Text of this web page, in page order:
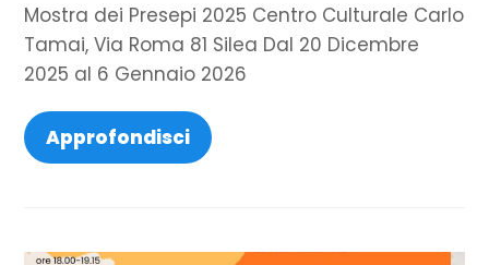
Mostra dei Presepi 2025 Centro Culturale Carlo
Tamai, Via Roma 81 Silea Dal 20 Dicembre
2025 al 6 Gennaio 2026
Approfondisci